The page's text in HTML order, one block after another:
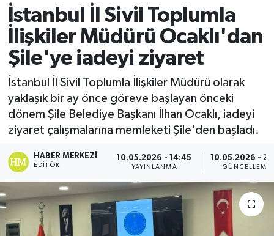
İstanbul İl Sivil Toplumla
İlişkiler Müdürü Ocaklı'dan
Şile'ye iadeyi ziyaret
İstanbul İl Sivil Toplumla İlişkiler Müdürü olarak
yaklaşık bir ay önce göreve başlayan önceki
dönem Şile Belediye Başkanı İlhan Ocaklı, iadeyi
ziyaret çalışmalarına memleketi Şile'den başladı.
HABER MERKEZI
EDITÖR
10.05.2026 - 14:45
YAYINLANMA
10.05.2026 -
GÜNCELLEME
YAŞAM
Son Dakika Haberleri
Haber Arşivi